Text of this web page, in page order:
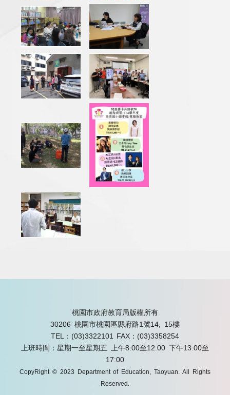
桃園市政府教育局版權所有
30206 桃園市桃園區縣府路1號14, 15樓
TEL：(03)3322101
FAX：(03)3358254
上班時間：星期一至星期五 上午8:00至12:00 下午13:00至
17:00
CopyRight © 2023 Department of Education, Taoyuan. All Rights
Reserved.